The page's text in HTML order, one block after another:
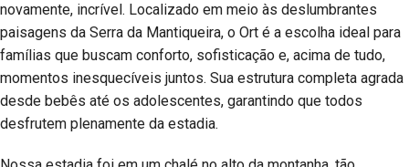
novamente, incrível. Localizado em meio às deslumbrantes
paisagens da Serra da Mantiqueira, o Ort é a escolha ideal para
famílias que buscam conforto, sofisticação e, acima de tudo,
momentos inesquecíveis juntos. Sua estrutura completa agrada
desde bebês até os adolescentes, garantindo que todos
desfrutem plenamente da estadia.